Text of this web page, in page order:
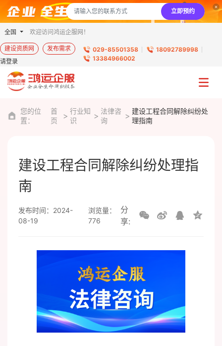
立即预约
全国 欢迎访问鸿运企服网！
建设资质网
发布需求
请登录
029-85501358
18092789998
13384966002
您的位
置：
首
页
行业知
识
法律咨
询
建设工程合同解除纠纷处
理指南
建设工程合同解除纠纷处理指
南
发布时间：2024-
08-19
浏览量：
776
分
享: